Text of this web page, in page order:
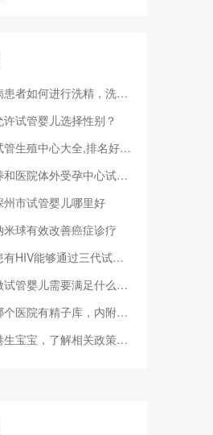
何进行洗精，洗精技术适应于哪
试管婴儿选择性别？
中心大全,排名好的机构都在这
院体外受孕中心试管婴儿技术
市试管婴儿哪里好
球有效改善癌症诊疗
能够通过三代试管婴儿技术来
管婴儿需要满足什么条件?
有精子库，内附具体捐精、供精
宝，了解相关政策和福利